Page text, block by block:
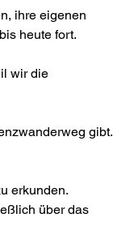
ihre eigenen
heute fort.
wir die
gibt.
erkunden.
über das